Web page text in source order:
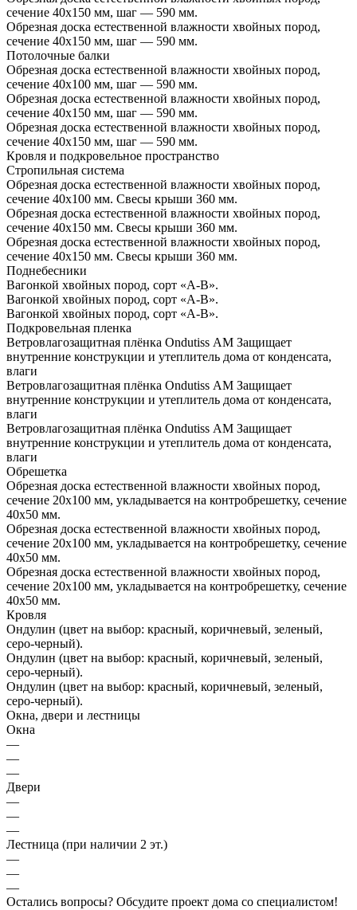
сечение 40х150 мм, шаг — 590 мм.
Обрезная доска естественной влажности хвойных пород,
сечение 40х150 мм, шаг — 590 мм.
Потолочные балки
Обрезная доска естественной влажности хвойных пород,
сечение 40х100 мм, шаг — 590 мм.
Обрезная доска естественной влажности хвойных пород,
сечение 40х150 мм, шаг — 590 мм.
Обрезная доска естественной влажности хвойных пород,
сечение 40х150 мм, шаг — 590 мм.
Кровля и подкровельное пространство
Стропильная система
Обрезная доска естественной влажности хвойных пород,
сечение 40х100 мм. Свесы крыши 360 мм.
Обрезная доска естественной влажности хвойных пород,
сечение 40х150 мм. Свесы крыши 360 мм.
Обрезная доска естественной влажности хвойных пород,
сечение 40х150 мм. Свесы крыши 360 мм.
Поднебесники
Вагонкой хвойных пород, сорт «А-В».
Вагонкой хвойных пород, сорт «А-В».
Вагонкой хвойных пород, сорт «А-В».
Подкровельная пленка
Ветровлагозащитная плёнка Ondutiss АМ Защищает
внутренние конструкции и утеплитель дома от конденсата,
влаги
Ветровлагозащитная плёнка Ondutiss АМ Защищает
внутренние конструкции и утеплитель дома от конденсата,
влаги
Ветровлагозащитная плёнка Ondutiss АМ Защищает
внутренние конструкции и утеплитель дома от конденсата,
влаги
Обрешетка
Обрезная доска естественной влажности хвойных пород,
сечение 20х100 мм, укладывается на контробрешетку, сечение
40х50 мм.
Обрезная доска естественной влажности хвойных пород,
сечение 20х100 мм, укладывается на контробрешетку, сечение
40х50 мм.
Обрезная доска естественной влажности хвойных пород,
сечение 20х100 мм, укладывается на контробрешетку, сечение
40х50 мм.
Кровля
Ондулин (цвет на выбор: красный, коричневый, зеленый,
серо-черный).
Ондулин (цвет на выбор: красный, коричневый, зеленый,
серо-черный).
Ондулин (цвет на выбор: красный, коричневый, зеленый,
серо-черный).
Окна, двери и лестницы
Окна
—
—
—
Двери
—
—
—
Лестница (при наличии 2 эт.)
—
—
—
Остались вопросы? Обсудите проект дома со специалистом!